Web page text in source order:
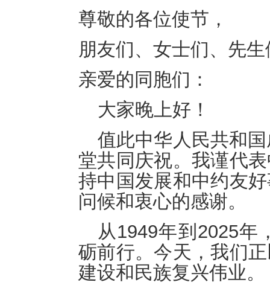
尊敬的各位使节，
朋友们、女士们、先
亲爱的同胞们：
大家晚上好！
值此中华人民共和
堂共同庆祝。我谨代
持中国发展和中约友
问候和衷心的感谢。
从1949年到2025年
砺前行。今天，我们
建设和民族复兴伟业。